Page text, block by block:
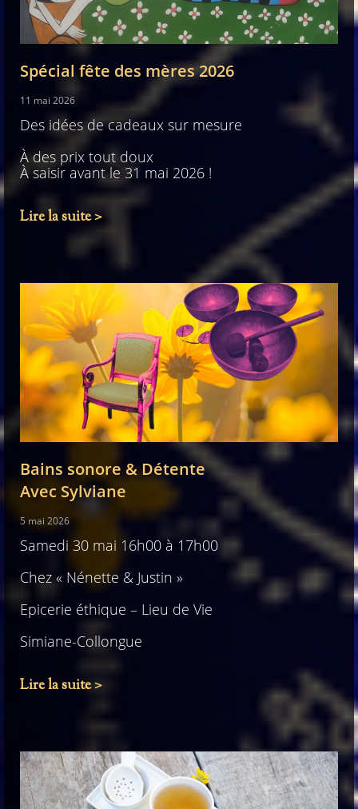
Spécial fête des mères 2026
11 mai 2026
Des idées de cadeaux sur mesure
À des prix tout doux
À saisir avant le 31 mai 2026 !
Lire la suite >
Bains sonore & Détente
Avec Sylviane
5 mai 2026
Samedi 30 mai 16h00 à 17h00
Chez « Nénette & Justin »
Epicerie éthique – Lieu de Vie
Simiane-Collongue
Lire la suite >